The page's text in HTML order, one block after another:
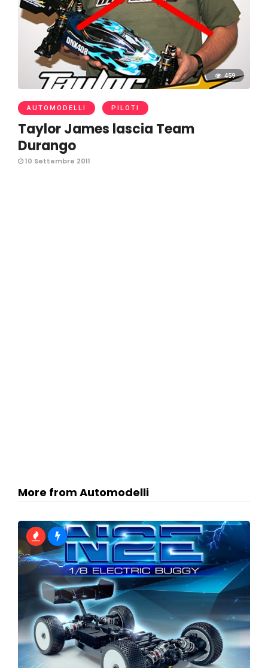
459
AUTOMODELLI PILOTI
Taylor James lascia Team
Durango
10 Settembre 2011
More from Automodelli